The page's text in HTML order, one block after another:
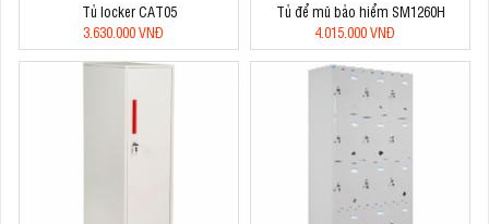
Tủ locker CAT05
3.630.000 VNĐ
Tủ để mũ bảo hiểm SM1260H
4.015.000 VNĐ